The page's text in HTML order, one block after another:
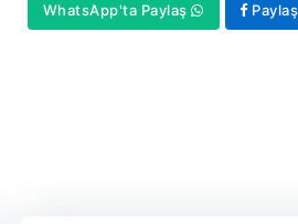
WhatsApp'ta Paylaş Paylaş